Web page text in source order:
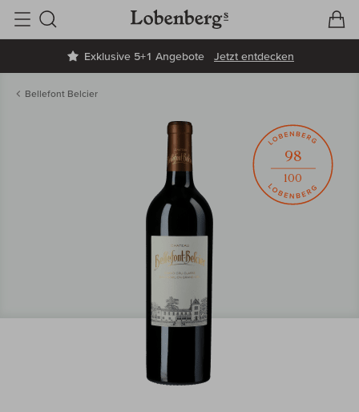
Exklusive 5+1 Angebote Jetzt entdecken
Suche
Bellefont Belcier
98
100